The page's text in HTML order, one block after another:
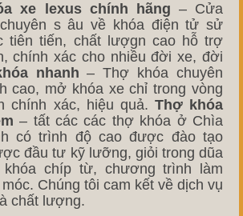
xe lexus chính hãng – Cửa
s âu về khóa điện tử sử
tiên tiến, chất lượgn cao hỗ trợ
chính xác cho nhiều đời xe, đời
nhanh – Thợ khóa chuyên
cao, mở khóa xe chỉ trong vòng
chính xác, hiệu quả. Thợ khóa
– tất các các thợ khóa ở Chìa
có trình độ cao được đào tạo
đầu tư kỹ lưỡng, giỏi trong dũa
chíp từ, chương trình làm
Chúng tôi cam kết về dịch vụ
chất lượng.